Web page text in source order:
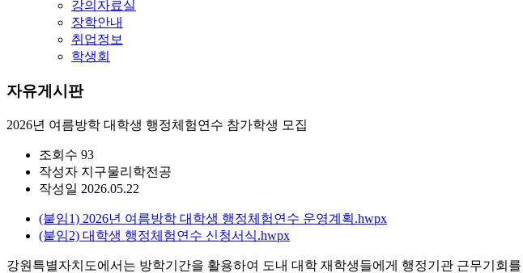
강의자료실
장학안내
취업정보
학생회
자유게시판
2026년 여름방학 대학생 행정체험연수 참가학생 모집
조회수 93
작성자 지구물리학전공
작성일 2026.05.22
(붙임1) 2026년 여름방학 대학생 행정체험연수 운영계획.hwpx
(붙임2) 대학생 행정체험연수 신청서식.hwpx
강원특별자치도에서는 방학기간을 활용하여 도내 대학 재학생들에게 행정기관 근무기회